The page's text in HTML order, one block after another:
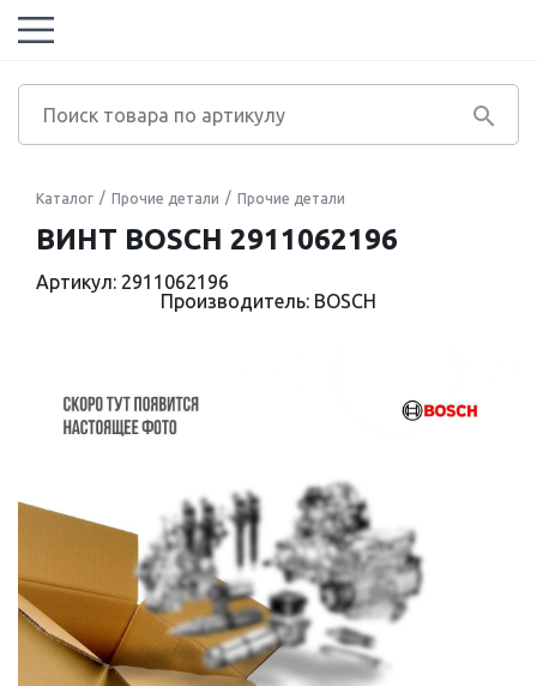
Каталог Прочие детали Прочие детали
ВИНТ BOSCH 2911062196
Артикул: 2911062196
Производитель: BOSCH